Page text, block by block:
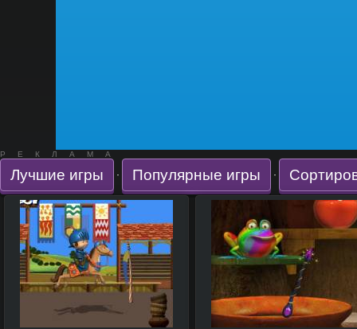
РЕКЛАМА
Лучшие игры · Популярные игры ·